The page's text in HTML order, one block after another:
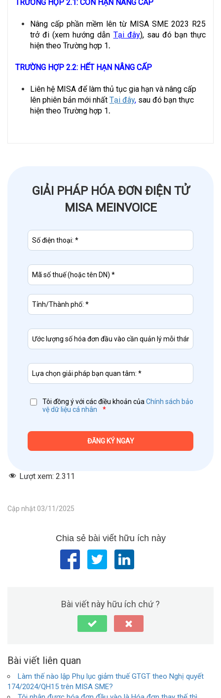
TRƯỜNG HỢP 2.1: CÒN HẠN NÂNG CẤP
Nâng cấp phần mềm lên từ MISA SME 2023 R25
trở đi (xem hướng dẫn Tại đây), sau đó bạn thực
hiện theo Trường hợp 1.
TRƯỜNG HỢP 2.2: HẾT HẠN NÂNG CẤP
Liên hệ MISA để làm thủ tục gia hạn và nâng cấp
lên phiên bản mới nhất Tại đây, sau đó bạn thực
hiện theo Trường hợp 1.
GIẢI PHÁP HÓA ĐƠN ĐIỆN TỬ
MISA MEINVOICE
Tôi đồng ý với các điều khoản của Chính sách bảo
vệ dữ liệu cá nhân
*
Lượt xem: 2.311
Cập nhật 03/11/2025
Chia sẻ bài viết hữu ích này
Bài viết này hữu ích chứ ?
Bài viết liên quan
Làm thế nào lập Phụ lục giảm thuế GTGT theo Nghị quyết
174/2024/QH15 trên MISA SME?